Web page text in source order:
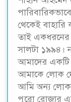
থেকেই
তাই একধরনের
সালটা ১৯৯৪।
আমাদের একটি
আমাকে লোক
আমি অন্য
পুরো রোজার